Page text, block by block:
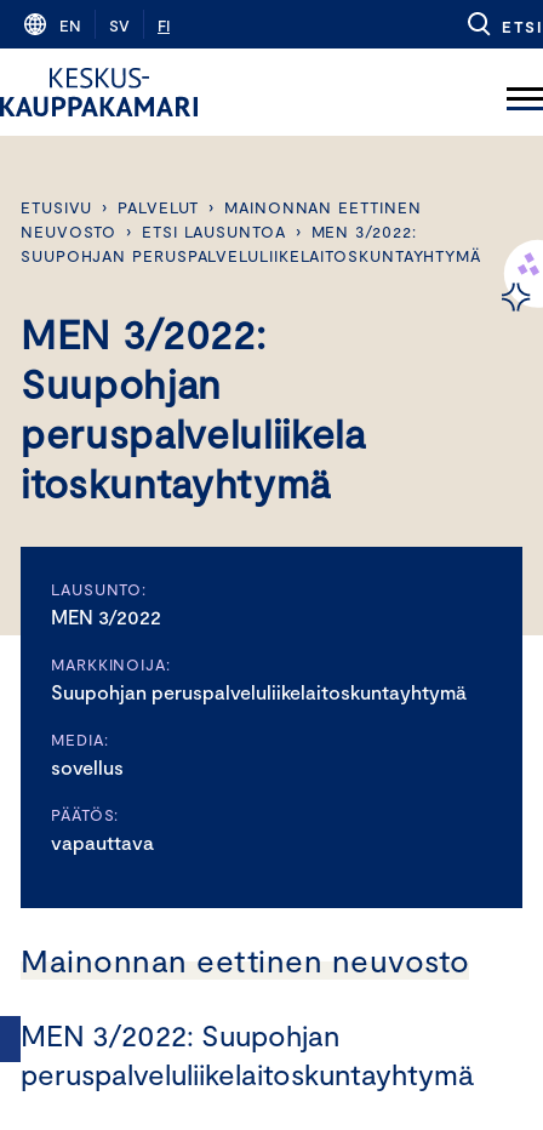
Skip
content
EN SV FI ETSI
ETUSIVU › PALVELUT ›
MAINONNAN EETTINEN
NEUVOSTO
› ETSI LAUSUNTOA ›
MEN 3/2022:
SUUPOHJAN PERUSPALVELULIIKELAITOSKUNTAYHTYMÄ
MEN 3/2022:
Suupohjan
peruspalveluliikela
itoskuntayhtymä
LAUSUNTO:
MEN 3/2022
MARKKINOIJA:
Suupohjan peruspalveluliikelaitoskuntayhtymä
MEDIA:
sovellus
PÄÄTÖS:
vapauttava
Mainonnan eettinen neuvosto
MEN 3/2022: Suupohjan
peruspalveluliikelaitoskuntayhtymä